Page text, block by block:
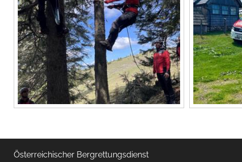
Österreichischer Bergrettungsdienst